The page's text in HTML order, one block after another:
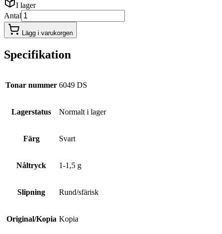
I lager
Antal
Lägg i varukorgen
Specifikation
Tonar nummer 6049 DS
Lagerstatus Normalt i lager
Färg Svart
Nåltryck 1-1,5 g
Slipning Rund/sfärisk
Original/Kopia Kopia